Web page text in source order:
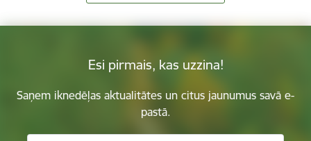
Esi pirmais, kas uzzina!
Saņem iknedēļas aktualitātes un citus jaunumus savā e-
pastā.